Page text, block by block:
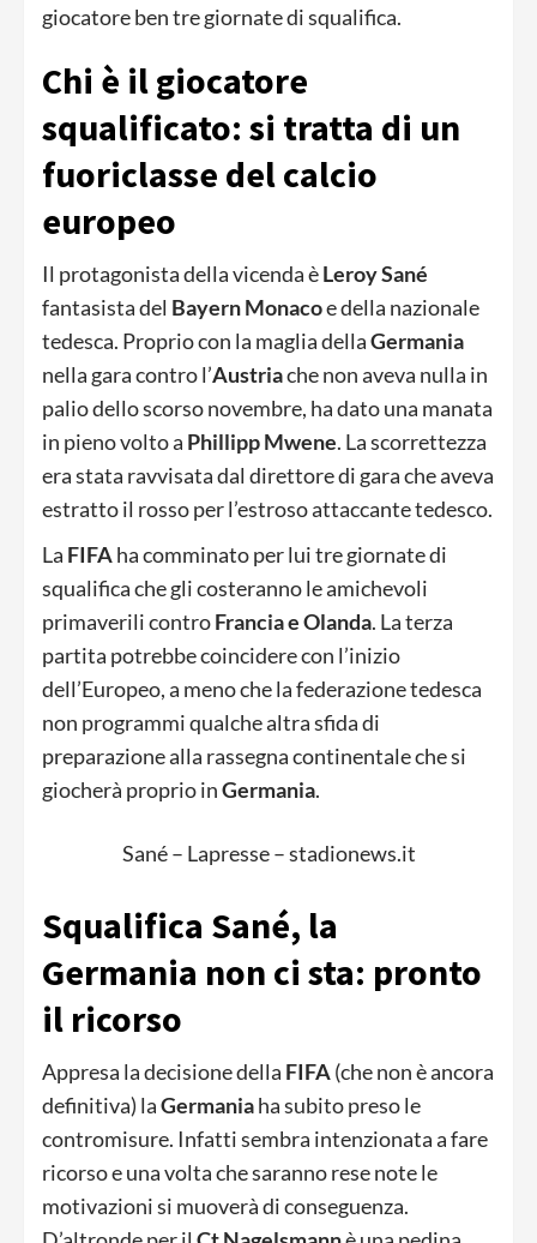
giocatore ben tre giornate di squalifica.
Chi è il giocatore
squalificato: si tratta di un
fuoriclasse del calcio
europeo
Il protagonista della vicenda èLeroy Sané
fantasista del Bayern Monacoe della nazionale
tedesca. Proprio con la maglia dellaGermania
nella gara contro l’Austriache non aveva nulla in
palio dello scorso novembre, ha dato una manata
in pieno volto a Phillipp Mwene. La scorrettezza
era stata ravvisata dal direttore di gara che aveva
estratto il rosso per l’estroso attaccante tedesco.
La FIFAha comminato per lui tre giornate di
squalifica che gli costeranno le amichevoli
primaverili controFrancia e Olanda. La terza
partita potrebbe coincidere con l’inizio
dell’Europeo, a meno che la federazione tedesca
non programmi qualche altra sfida di
preparazione alla rassegna continentale che si
giocherà proprio inGermania.
Sané – Lapresse – stadionews.it
Squalifica Sané, la
Germania non ci sta: pronto
il ricorso
Appresa la decisione della FIFA(che non è ancora
definitiva) laGermaniaha subito preso le
contromisure. Infatti sembra intenzionata a fare
ricorso e una volta che saranno rese note le
motivazioni si muoverà di conseguenza.